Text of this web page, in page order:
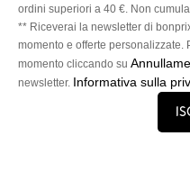
ordini superiori a 40 €. Non
** Riceverai la newsletter di
momento e offerte
momento cliccando su
newsletter. Informativa sulla